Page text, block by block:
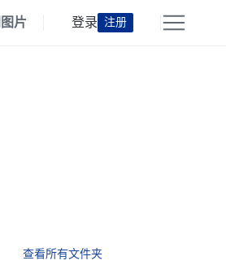
图片 登录 注册
查看所有文件夹